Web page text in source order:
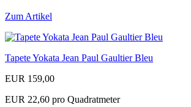
Zum Artikel
Tapete Yokata Jean Paul Gaultier Bleu
EUR 159,00
EUR 22,60 pro Quadratmeter